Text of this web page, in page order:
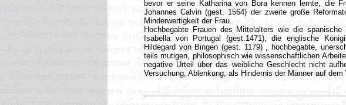
bevor er seine Katharina von Bora kennen lernte, die
Johannes Calvin (gest. 1564) der zweite große
Minderwertigkeit der Frau.
Hochbegabte Frauen des Mittelalters wie die
Isabella von Portugal (gest.1471), die englische
Hildegard von Bingen (gest. 1179) , hochbegabte,
teils mutigen, philosophisch wie wissenschaftlichen
negative Urteil über das weibliche Geschlecht nicht
Versuchung, Ablenkung, als Hindernis der Männer auf